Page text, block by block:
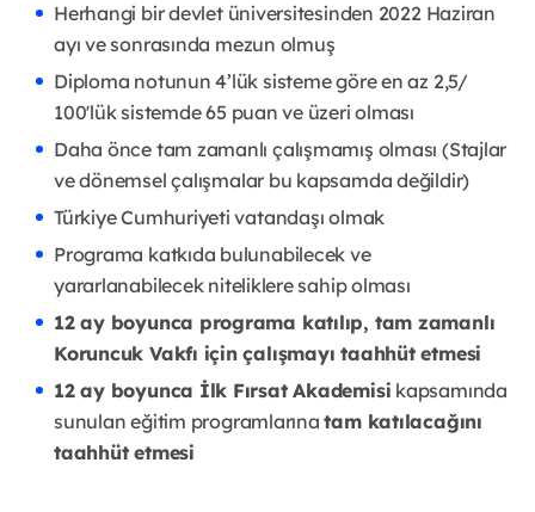
Herhangi bir devlet üniversitesinden 2022 Haziran
ayı ve sonrasında mezun olmuş
Diploma notunun 4’lük sisteme göre en az 2,5/
100'lük sistemde 65 puan ve üzeri olması
Daha önce tam zamanlı çalışmamış olması (Stajlar
ve dönemsel çalışmalar bu kapsamda değildir)
Türkiye Cumhuriyeti vatandaşı olmak
Programa katkıda bulunabilecek ve
yararlanabilecek niteliklere sahip olması
12 ay boyunca programa katılıp, tam zamanlı
Koruncuk Vakfı için çalışmayı taahhüt etmesi
12 ay boyunca İlk Fırsat Akademisi kapsamında
sunulan eğitim programlarınatam katılacağını
taahhüt etmesi